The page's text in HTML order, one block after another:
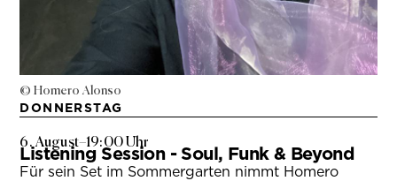
© Homero Alonso
DONNERSTAG
6. August–19:00 Uhr
Listening Session - Soul, Funk & Beyond
Für sein Set im Sommergarten nimmt Homero